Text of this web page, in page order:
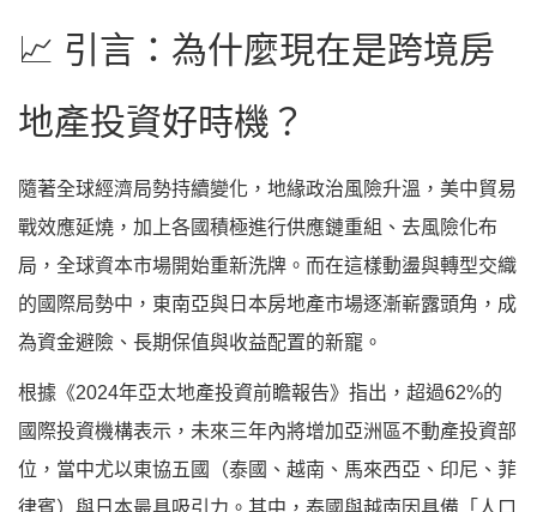
📈 引言：為什麼現在是跨境房
地產投資好時機？
隨著全球經濟局勢持續變化，地緣政治風險升溫，美中貿易
戰效應延燒，加上各國積極進行供應鏈重組、去風險化布
局，全球資本市場開始重新洗牌。而在這樣動盪與轉型交織
的國際局勢中，東南亞與日本房地產市場逐漸嶄露頭角，成
為資金避險、長期保值與收益配置的新寵。
根據《2024年亞太地產投資前瞻報告》指出，超過62%的
國際投資機構表示，未來三年內將增加亞洲區不動產投資部
位，當中尤以東協五國（泰國、越南、馬來西亞、印尼、菲
律賓）與日本最具吸引力。其中，泰國與越南因具備「人口